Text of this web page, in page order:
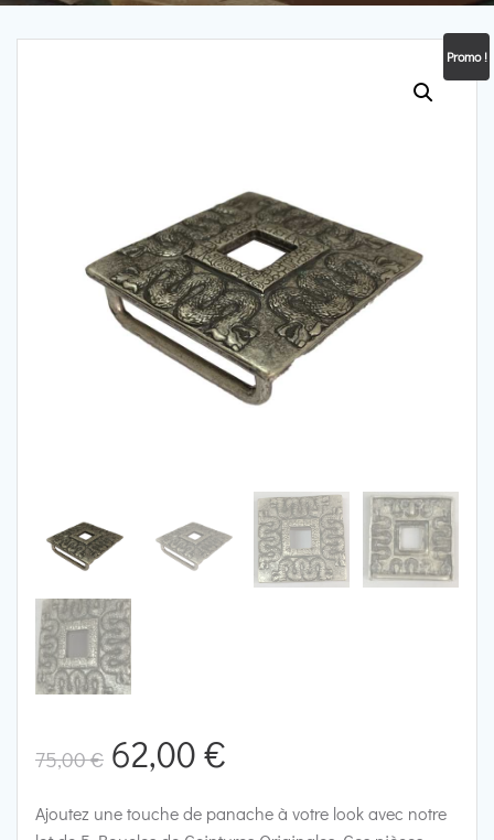
Promo !
75,00€ Le
prix
62,00€
prix
Ajoutez une touche de panache à votre look avec notre